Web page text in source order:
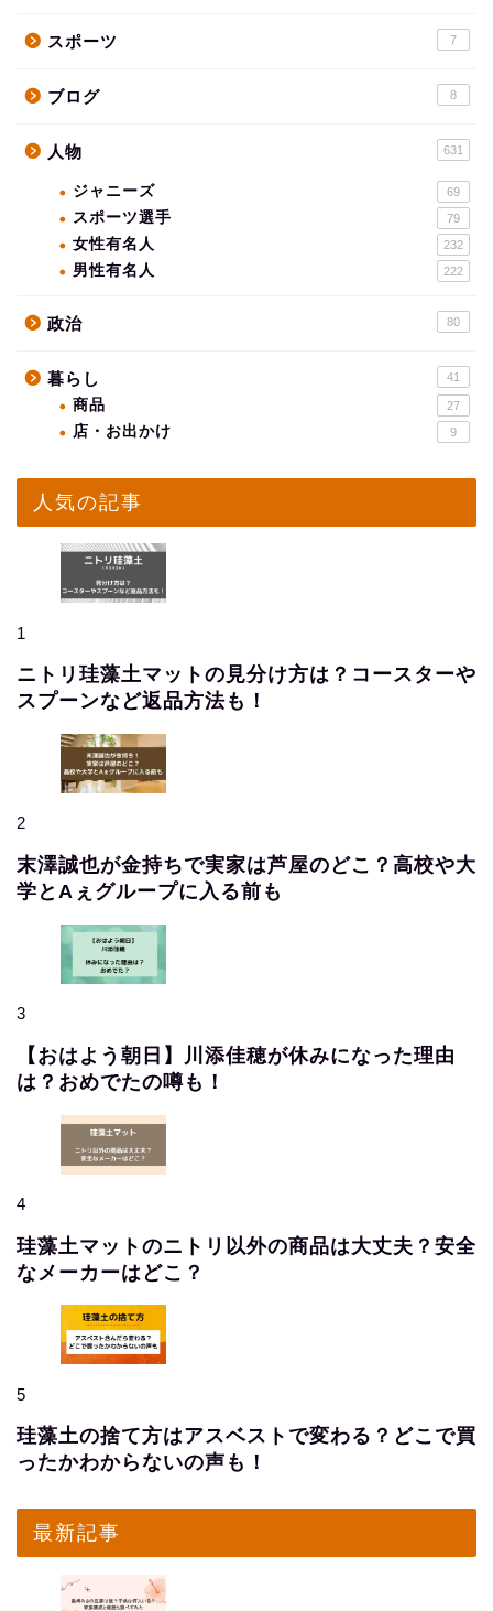
スポーツ 7
ブログ 8
人物 631
ジャニーズ 69
スポーツ選手 79
女性有名人 232
男性有名人 222
政治 80
暮らし 41
商品 27
店・お出かけ 9
人気の記事
1
ニトリ珪藻土マットの見分け方は？コースターや
スプーンなど返品方法も！
2
末澤誠也が金持ちで実家は芦屋のどこ？高校や大
学とAぇグループに入る前も
3
【おはよう朝日】川添佳穂が休みになった理由
は？おめでたの噂も！
4
珪藻土マットのニトリ以外の商品は大丈夫？安全
なメーカーはどこ？
5
珪藻土の捨て方はアスベストで変わる？どこで買
ったかわからないの声も！
最新記事